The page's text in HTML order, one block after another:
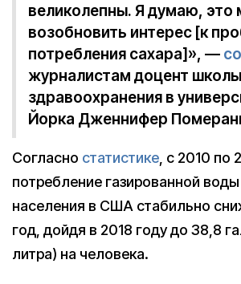
великолепны. Я думаю, это
возобновить интерес [к
потребления сахара]», —
журналистам доцент
здравоохранения в
Йорка Дженнифер
Согласно статистике , с 2010 по
потребление газированной
населения в США стабильно
год, дойдя в 2018 году до 38,8
литра) на человека.